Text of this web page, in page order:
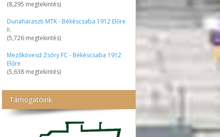
(8,295 megtekintés)
Dunaharaszti MTK - Békéscsaba 1912 Előre
II.
(5,726 megtekintés)
Mezőkövesd Zsóry FC - Békéscsaba 1912
Előre
(5,638 megtekintés)
Támogatóink